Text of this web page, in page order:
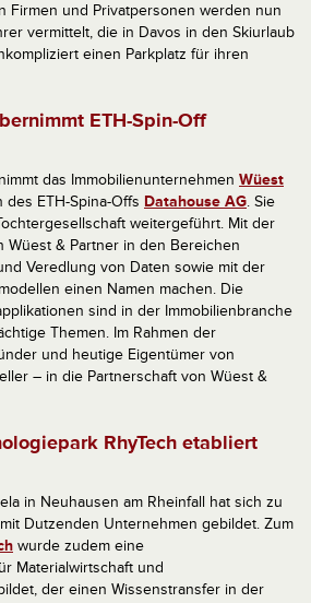
Firmen und Privatpersonen werden nun
vermittelt, die in Davos in den Skiurlaub
einen Parkplatz für ihren
ETH-Spin-Off
das Immobilienunternehmen Wüest
des ETH-Spina-Offs Datahouse AG. Sie
weitergeführt. Mit der
Wüest & Partner in den Bereichen
Veredlung von Daten sowie mit der
einen Namen machen. Die
sind in der Immobilienbranche
Themen. Im Rahmen der
und heutige Eigentümer von
– in die Partnerschaft von Wüest &
RhyTech etabliert
in Neuhausen am Rheinfall hat sich zu
Dutzenden Unternehmen gebildet. Zum
wurde zudem eine
Materialwirtschaft und
der einen Wissenstransfer in der